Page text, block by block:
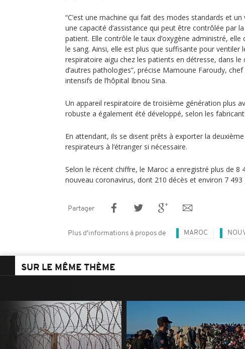
“C’est une machine qui fait des modes standards et
une capacité d’assistance qui peut être contrôlée par
patient. Elle contrôle le taux d’oxygène administré,
le sang. Ainsi, elle est plus que suffisante pour ventiler
respiratoire aigu chez les patients en détresse, dans le
d’autres pathologies”, précise Mamoune Faroudy, chef
intensifs de l’hôpital Ibnou Sina.
Un appareil respiratoire de troisième génération plus
robuste a également été développé, selon les
En attendant, ils se disent prêts à exporter la
respirateurs à l‘étranger si nécessaire.
Selon le récent chiffre, le Maroc a enregistré plus de 8
nouveau coronavirus, dont 210 décès et environ 7 493
Partager
Plus d'informations à propos de MAROC
SUR LE MÊME THÈME